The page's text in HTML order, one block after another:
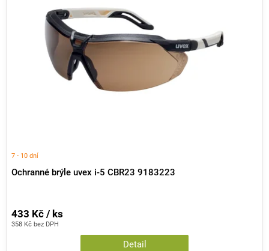
Ochranné brýle uvex i-5 CBR23 9183223
7 - 10 dní
358 Kč bez DPH
433 Kč / ks
Detail